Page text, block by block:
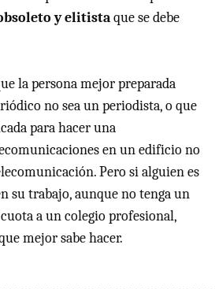
y elitistaque se debe
la persona mejor preparada
no sea un periodista, o que
para hacer una
en un edificio no
Pero si alguien es
su trabajo, aunque no tenga un
a un colegio profesional,
mejor sabe hacer.